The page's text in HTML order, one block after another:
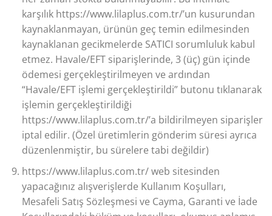
karşılık https://www.lilaplus.com.tr/’un kusurundan
kaynaklanmayan, ürünün geç temin edilmesinden
kaynaklanan gecikmelerde SATICI sorumluluk kabul
etmez. Havale/EFT siparişlerinde, 3 (üç) gün içinde
ödemesi gerçekleştirilmeyen ve ardından
“Havale/EFT işlemi gerçekleştirildi” butonu tıklanarak
işlemin gerçekleştirildiği
https://www.lilaplus.com.tr/’a bildirilmeyen siparişler
iptal edilir. (Özel üretimlerin gönderim süresi ayrıca
düzenlenmiştir, bu sürelere tabi değildir)
https://www.lilaplus.com.tr/ web sitesinden
yapacağınız alışverişlerde Kullanım Koşulları,
Mesafeli Satış Sözleşmesi ve Cayma, Garanti ve İade